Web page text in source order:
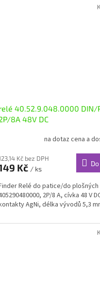
40.52.9.048.0000 DIN/
8A 48V DC
na dotaz cena a
Kč bez DPH
Kč / ks
Relé do patice/do plošných
2P/8 A, cívka 48 V
AgNi, délka vývodů 5,3